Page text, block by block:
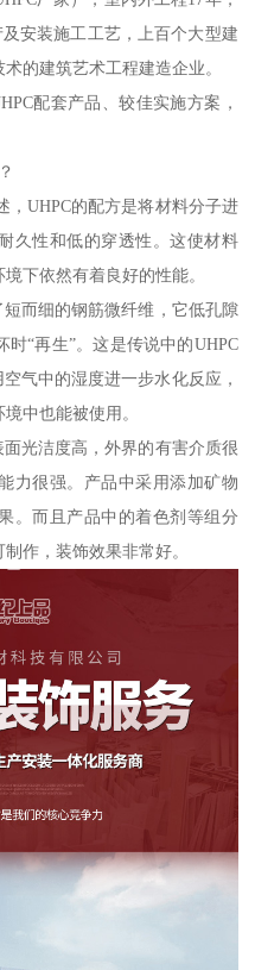
安装施工工艺，上百个大型建
的建筑艺术工程建造企业。
配套产品、较佳实施方案，
UHPC的配方是将材料分子进
久性和低的穿透性。这使材料
下依然有着良好的性能。
而细的钢筋微纤维，它低孔隙
“再生”。这是传说中的UHPC
气中的湿度进一步水化反应，
中也能被使用。
光洁度高，外界的有害介质很
力很强。产品中采用添加矿物
。而且产品中的着色剂等组分
作，装饰效果非常好。